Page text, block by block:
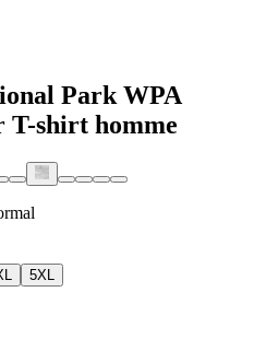
Park WPA
T-shirt homme
5XL